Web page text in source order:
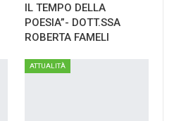
IL TEMPO DELLA
POESIA”- DOTT.SSA
ROBERTA FAMELI
ATTUALITÀ